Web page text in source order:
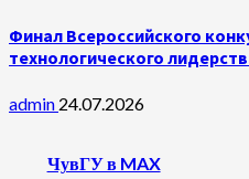
Финал Всероссийского
технологического
admin 24.07.2026
ЧувГУ в MAX